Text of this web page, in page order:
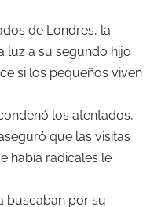
de Londres, la
luz a su segundo hijo
si los pequeños viven
los atentados,
que las visitas
había radicales le
buscaban por su